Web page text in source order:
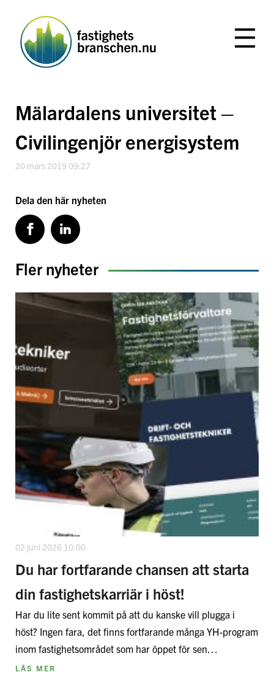
innehåll
Mälardalens universitet –
Civilingenjör energisystem
20 mars 2019 09:27
Dela den här nyheten
Fler nyheter
02 juni 2026 10:00
Du har fortfarande chansen att starta
din fastighetskarriär i höst!
Har du lite sent kommit på att du kanske vill plugga i
höst? Ingen fara, det finns fortfarande många YH-program
inom fastighetsområdet som har öppet för sen…
LÄS MER